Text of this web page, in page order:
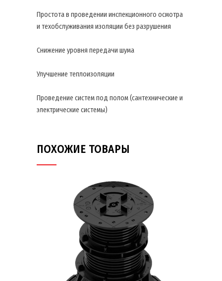
Простота в проведении инспекционного осмотра
и техобслуживания изоляции без разрушения
Снижение уровня передачи шума
Улучшение теплоизоляции
Проведение систем под полом (сантехнические и
электрические системы)
ПОХОЖИЕ ТОВАРЫ